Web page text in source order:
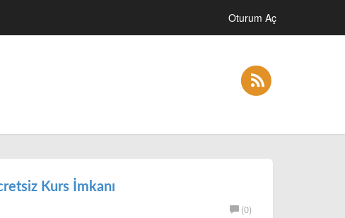
Oturum Aç
Kurs İmkanı
(0)